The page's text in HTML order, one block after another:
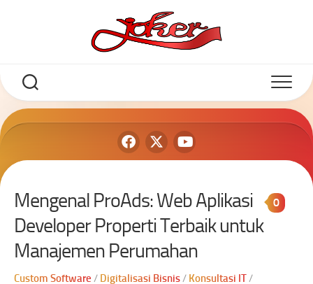
Mengenal ProAds: Web Aplikasi
Developer Properti Terbaik untuk
Manajemen Perumahan
Custom Software / Digitalisasi Bisnis/ Konsultasi IT/
0